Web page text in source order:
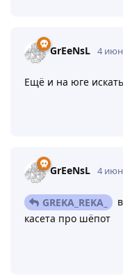
GrEeNsL 4 июн
Ещё и на юге
GrEeNsL 4 июн
GREKA_REKA_
касета про шёпот